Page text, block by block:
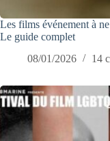
Les films événement à
Le guide complet
08/01/2026
14